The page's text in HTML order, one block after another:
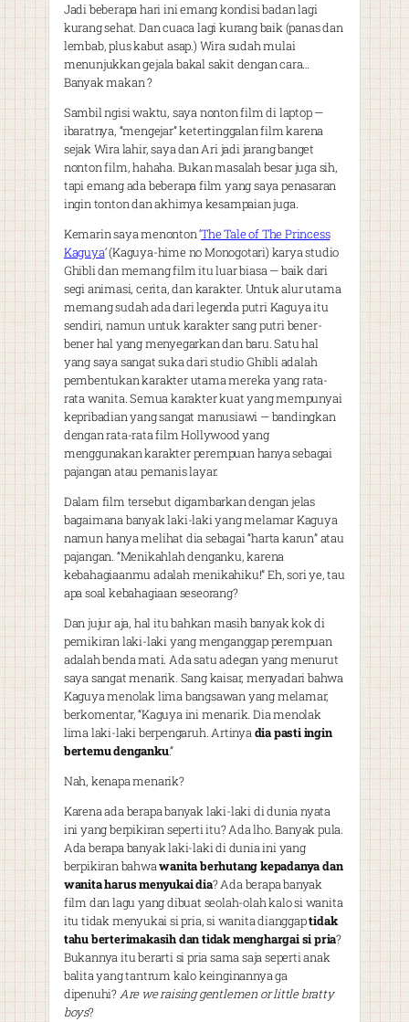
Jadi beberapa hari ini emang kondisi badan lagi
kurang sehat. Dan cuaca lagi kurang baik (panas dan
lembab, plus kabut asap.) Wira sudah mulai
menunjukkan gejala bakal sakit dengan cara…
Banyak makan ?
Sambil ngisi waktu, saya nonton film di laptop —
ibaratnya, “mengejar” ketertinggalan film karena
sejak Wira lahir, saya dan Ari jadi jarang banget
nonton film, hahaha. Bukan masalah besar juga sih,
tapi emang ada beberapa film yang saya penasaran
ingin tonton dan akhirnya kesampaian juga.
Kemarin saya menonton ‘The Tale of The Princess
Kaguya‘ (Kaguya-hime no Monogotari) karya studio
Ghibli dan memang film itu luar biasa — baik dari
segi animasi, cerita, dan karakter. Untuk alur utama
memang sudah ada dari legenda putri Kaguya itu
sendiri, namun untuk karakter sang putri bener-
bener hal yang menyegarkan dan baru. Satu hal
yang saya sangat suka dari studio Ghibli adalah
pembentukan karakter utama mereka yang rata-
rata wanita. Semua karakter kuat yang mempunyai
kepribadian yang sangat manusiawi — bandingkan
dengan rata-rata film Hollywood yang
menggunakan karakter perempuan hanya sebagai
pajangan atau pemanis layar.
Dalam film tersebut digambarkan dengan jelas
bagaimana banyak laki-laki yang melamar Kaguya
namun hanya melihat dia sebagai “harta karun” atau
pajangan. “Menikahlah denganku, karena
kebahagiaanmu adalah menikahiku!” Eh, sori ye, tau
apa soal kebahagiaan seseorang?
Dan jujur aja, hal itu bahkan masih banyak kok di
pemikiran laki-laki yang menganggap perempuan
adalah benda mati. Ada satu adegan yang menurut
saya sangat menarik. Sang kaisar, menyadari bahwa
Kaguya menolak lima bangsawan yang melamar,
berkomentar, “Kaguya ini menarik. Dia menolak
lima laki-laki berpengaruh. Artinyadia pasti ingin
bertemu denganku.”
Nah, kenapa menarik?
Karena ada berapa banyak laki-laki di dunia nyata
ini yang berpikiran seperti itu? Ada lho. Banyak pula.
Ada berapa banyak laki-laki di dunia ini yang
berpikiran bahwawanita berhutang kepadanya dan
wanita harus menyukai dia? Ada berapa banyak
film dan lagu yang dibuat seolah-olah kalo si wanita
itu tidak menyukai si pria, si wanita dianggaptidak
tahu berterimakasih dan tidak menghargai si pria?
Bukannya itu berarti si pria sama saja seperti anak
balita yang tantrum kalo keinginannya ga
dipenuhi?Are we raising gentlemen or little bratty
boys?